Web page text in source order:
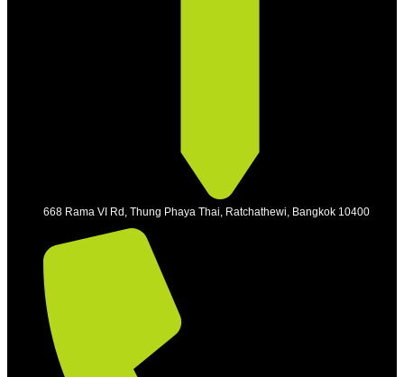
668 Rama VI Rd, Thung Phaya Thai, Ratchathewi, Bangkok 10400